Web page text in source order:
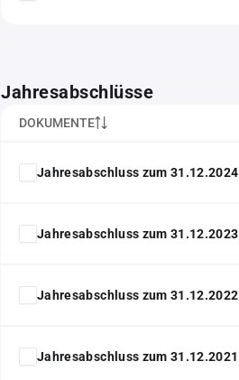
Jahresabschlüsse
DOKUMENTE
Jahresabschluss zum 31.12.2024
Jahresabschluss zum 31.12.2023
Jahresabschluss zum 31.12.2022
Jahresabschluss zum 31.12.2021